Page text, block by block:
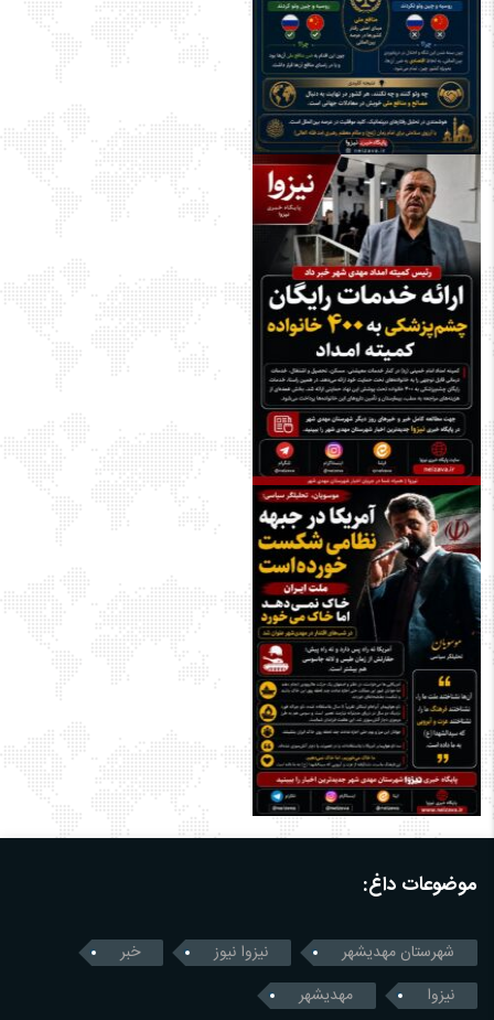
موضوعات داغ:
شهرستان مهدیشهر نیزوا نیوز
خبر
نیزوا
مهدیشهر